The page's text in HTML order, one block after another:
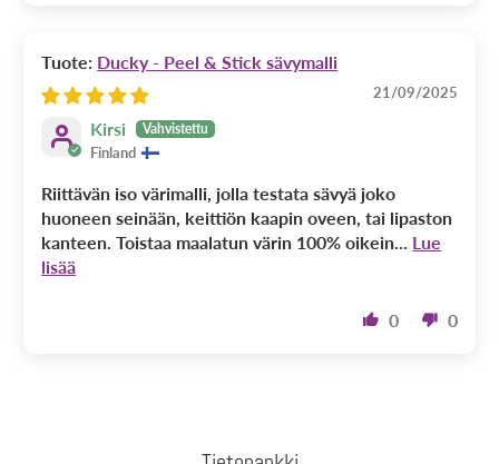
Ducky - Peel & Stick sävymalli
21/09/2025
Kirsi
Finland
Riittävän iso värimalli, jolla testata sävyä joko
huoneen seinään, keittiön kaapin oveen, tai lipaston
kanteen. Toistaa maalatun värin 100% oikein... Lue
lisää
0 0